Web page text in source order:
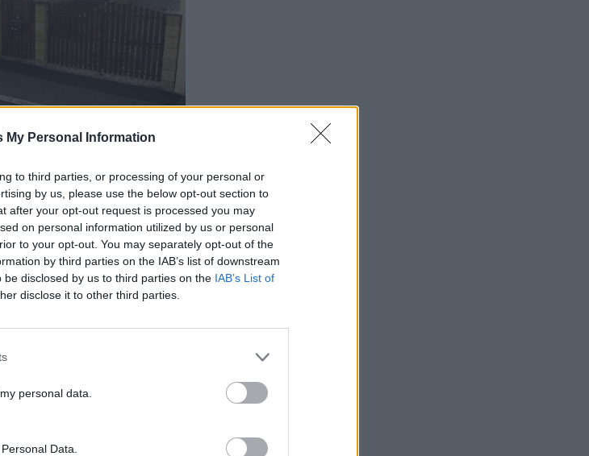
My Personal Information
to third parties, or processing of your personal or
by us, please use the below opt-out section to
after your opt-out request is processed you may
on personal information utilized by us or personal
to your opt-out. You may separately opt-out of the
by third parties on the IAB’s list of downstream
disclosed by us to third parties on the IAB’s List of
disclose it to other third parties.
personal data.
Data.
domy, protože si zkrátka myslí,
části na trávě? Není náhodou
o pohybu psů po městě.
problém, že je lidé moc
konferencí i starosta Jan
pravidla, když je nedodržují